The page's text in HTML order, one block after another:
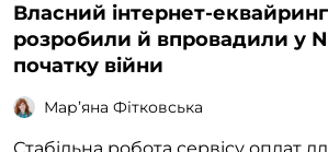
Власний інтернет-
розробили й впровадили у
початку війни
Марʼяна Фітковська